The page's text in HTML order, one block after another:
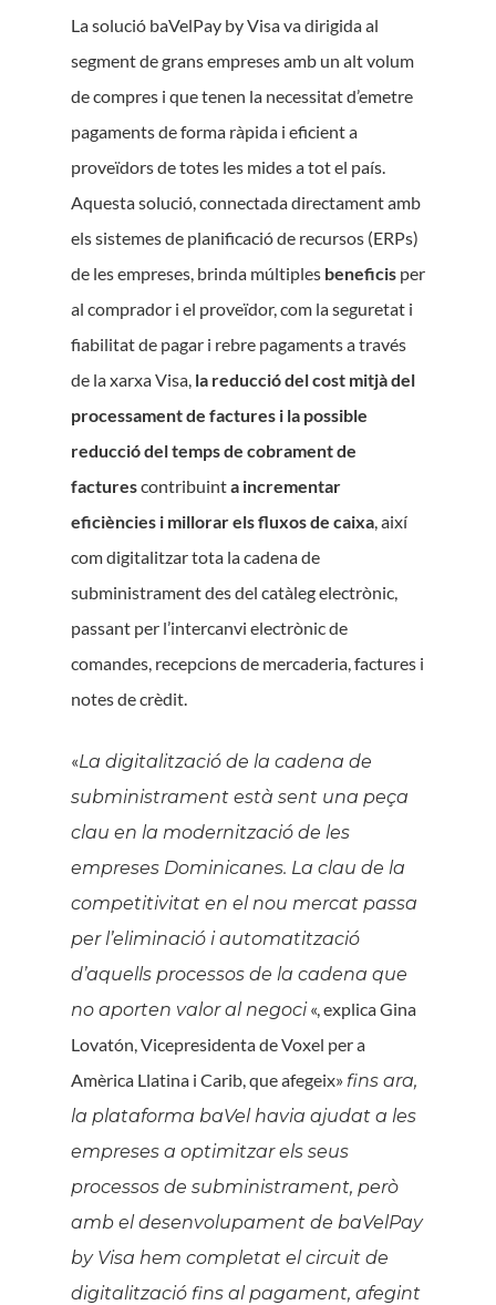
La solució baVelPay by Visa va dirigida al
segment de grans empreses amb un alt volum
de compres i que tenen la necessitat d’emetre
pagaments de forma ràpida i eficient a
proveïdors de totes les mides a tot el país.
Aquesta solució, connectada directament amb
els sistemes de planificació de recursos (ERPs)
de les empreses, brinda múltiples beneficis per
al comprador i el proveïdor, com la seguretat i
fiabilitat de pagar i rebre pagaments a través
de la xarxa Visa, la reducció del cost mitjà del
processament de factures i la possible
reducció del temps de cobrament de
facturescontribuinta incrementar
eficiències i millorar els fluxos de caixa, així
com digitalitzar tota la cadena de
subministrament des del catàleg electrònic,
passant per l’intercanvi electrònic de
comandes, recepcions de mercaderia, factures i
notes de crèdit.
«La digitalització de la cadena de
subministrament està sent una peça
clau en la modernització de les
empreses Dominicanes. La clau de la
competitivitat en el nou mercat passa
per l’eliminació i automatització
d’aquells processos de la cadena que
no aporten valor al negoci«, explica Gina
Lovatón, Vicepresidenta de Voxel per a
Amèrica Llatina i Carib, que afegeix» fins ara,
la plataforma baVel havia ajudat a les
empreses a optimitzar els seus
processos de subministrament, però
amb el desenvolupament de baVelPay
by Visa hem completat el circuit de
digitalització fins al pagament, afegint